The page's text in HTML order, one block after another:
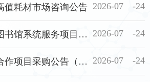
值耗材市场咨询公告 24
2026-07
重钢总医院数字图书馆系统服务项目采购公告 24
2026-07
重钢总医院病理合作项目采购公告（第二次） 24
2026-07